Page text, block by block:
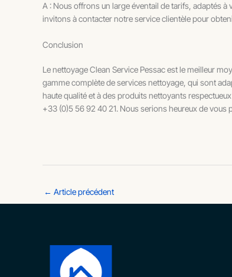
A : Nous offrons un large éventail de tarifs, adaptés
invitons à contacter notre service clientèle pour
Conclusion
Le nettoyage Clean Service Pessac est le meilleur
gamme complète de services nettoyage, qui sont
haute qualité et à des produits nettoyants
+33 (0)5 56 92 40 21. Nous serions heureux de
← Article précédent